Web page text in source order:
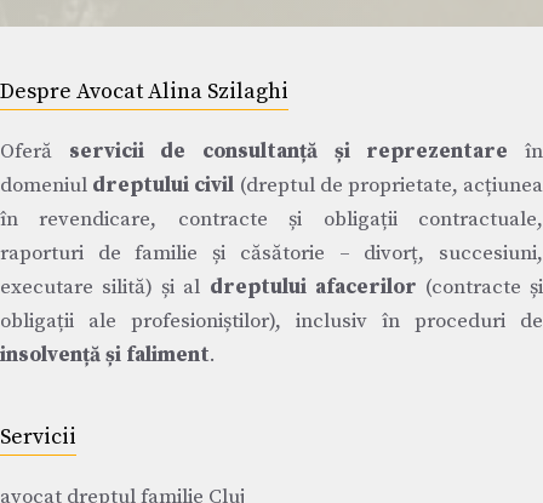
Despre Avocat Alina Szilaghi
Oferă servicii de consultanță și reprezentare în
domeniul dreptului civil (dreptul de proprietate, acțiunea
în revendicare, contracte și obligații contractuale,
raporturi de familie și căsătorie – divorț, succesiuni,
executare silită) și al dreptului afacerilor (contracte și
obligații ale profesioniștilor), inclusiv în proceduri de
insolvență și faliment.
Servicii
avocat dreptul familie Cluj